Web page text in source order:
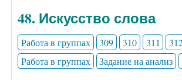
48. Искусство слова
Работа в группах 309 310 311
Работа в группах
Задание на анализ